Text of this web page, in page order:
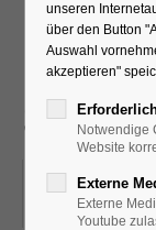
17.05.2025,
ORT: VOR
unseren
über den Button
Auswahl
akzeptieren"
Notwendige
Website
Externe
Externe
Youtube